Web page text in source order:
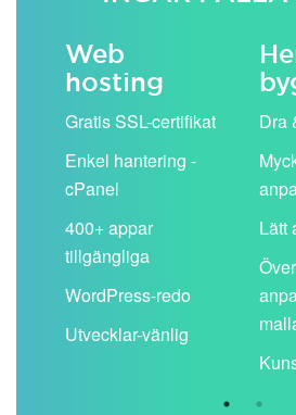
Web
hosting
Gratis SSL-certifikat
Enkel hantering -
cPanel
400+ appar
tillgängliga
WordPress-redo
Utvecklar-vänlig
Dra
Lätt